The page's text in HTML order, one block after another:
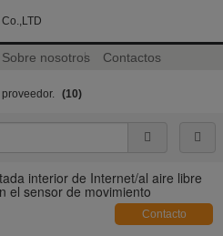
Sobre nosotros Contactos
proveedor. (10)
interior de Internet/al aire libre
el sensor de movimiento
Contacto